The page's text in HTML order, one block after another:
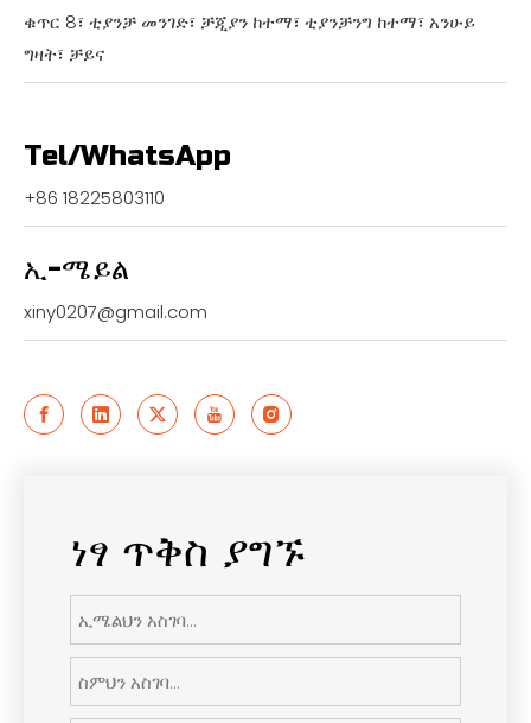
ቁጥር 8፣ ቲያንቻ መንገድ፣ ቻጂያን ከተማ፣ ቲያንቻንግ ከተማ፣ አንሁይ
ግዛት፣ ቻይና
Tel/WhatsApp
+86 18225803110
ኢ-ሜይል
xiny0207@gmail.com
ነፃ ጥቅስ ያግኙ